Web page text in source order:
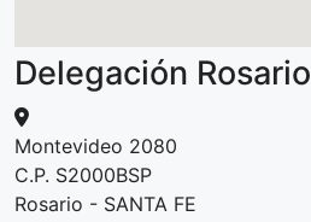
Delegación Rosario
Montevideo 2080
C.P. S2000BSP
Rosario - SANTA FE